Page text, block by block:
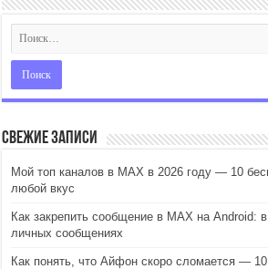
Свежие записи
Мой топ каналов в MAX в 2026 году — 10
любой вкус
Как закрепить сообщение в MAX на Android:
личных сообщениях
Как понять, что Айфон скоро сломается —